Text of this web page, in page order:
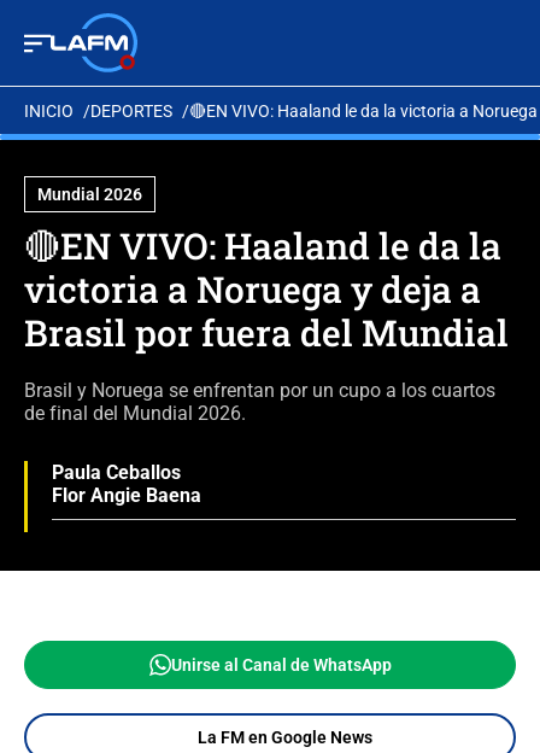
INICIO DEPORTES 🔴EN VIVO: Haaland le da la victoria a
Mundial 2026
🔴EN VIVO: Haaland le da la
victoria a Noruega y deja a
Brasil por fuera del Mundial
Brasil y Noruega se enfrentan por un cupo a los cuartos
de final del Mundial 2026.
Paula Ceballos
Flor Angie Baena
Unirse al Canal de WhatsApp
La FM en Google News